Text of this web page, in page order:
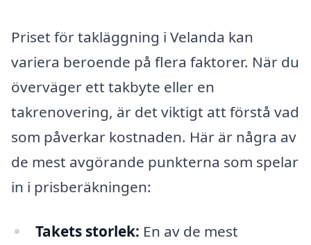
Priset för takläggning i Velanda kan
variera beroende på flera faktorer. När du
överväger ett takbyte eller en
takrenovering, är det viktigt att förstå vad
som påverkar kostnaden. Här är några av
de mest avgörande punkterna som spelar
in i prisberäkningen:
Takets storlek: En av de mest